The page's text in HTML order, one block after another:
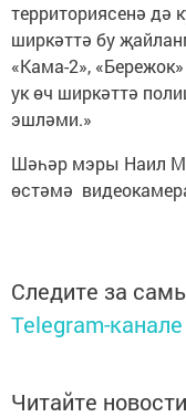
территориясенә дә
ширкәттә бу
«Кама-2»,
ук өч ширкәттә
эшләми.»
Шәһәр мэры Наил
өстәмә
Следите за
Telegram-канале
Читайте